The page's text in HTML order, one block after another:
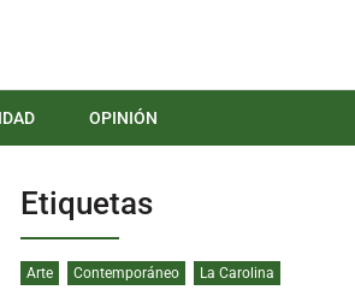
OPINIÓN
Etiquetas
Arte Contemporáneo La Carolina